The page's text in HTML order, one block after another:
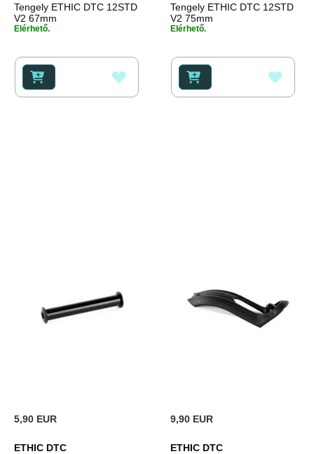
Tengely ETHIC DTC 12STD
V2 67mm
Elérhető.
HOZZÁADÁS
A
Tengely ETHIC DTC 12STD
V2 75mm
Elérhető.
A
5,90 EUR
ETHIC DTC
9,90 EUR
ETHIC DTC